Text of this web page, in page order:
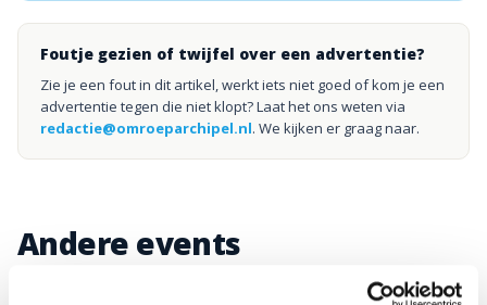
Foutje gezien of twijfel over een advertentie?
Zie je een fout in dit artikel, werkt iets niet goed of kom je een
advertentie tegen die niet klopt? Laat het ons weten via
redactie@omroeparchipel.nl. We kijken er graag naar.
Andere events